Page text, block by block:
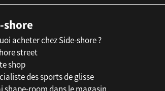
shore
acheter chez Side-shore ?
street
shop
des sports de glisse